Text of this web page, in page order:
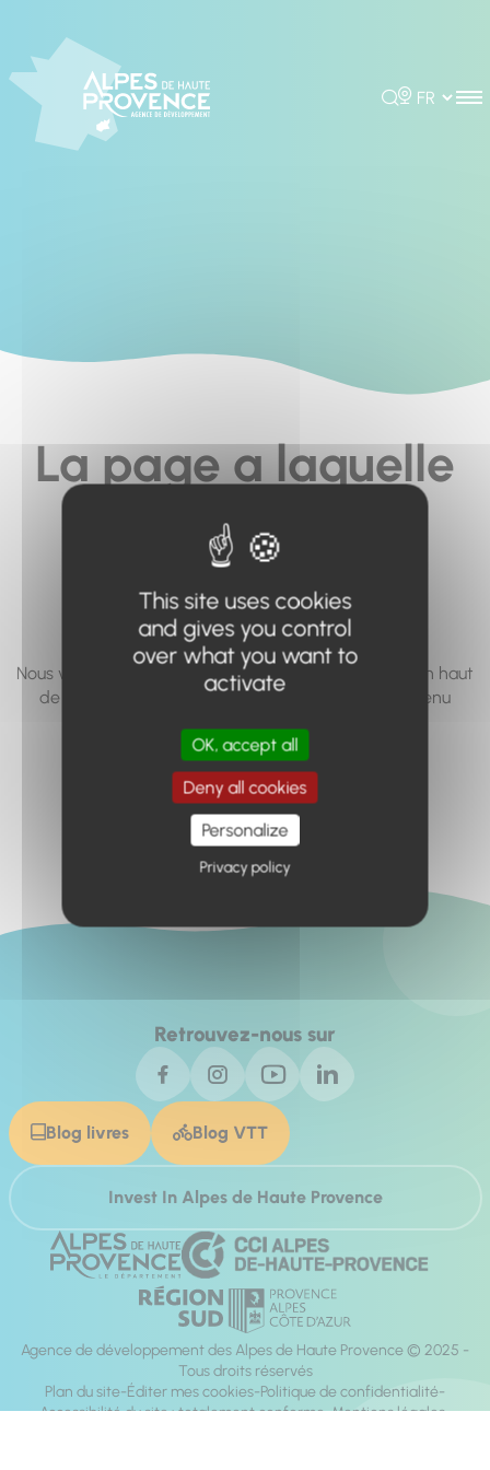
Rechercher
Choisir la
La page a laquelle
vous cherchez à
accéder n'existe
pas... ou plus.
Nous vous invitons à utiliser le moteur de recherche en haut
de page, ou à utiliser le menu pour trouver le contenu
Retour à l'accueil
Retrouvez-nous sur
Blog livres Blog VTT
Invest In Alpes de Haute Provence
Agence de développement des Alpes de Haute Provence © 2025 -
Tous droits réservés
Plan du site Éditer mes cookies Politique de confidentialité
Accessibilité du site : totalement conforme Mentions légales
This site uses cookies
and gives you control
over what you want to
activate
OK, accept all
Deny all cookies
Personalize
Privacy policy